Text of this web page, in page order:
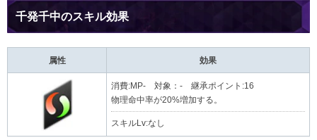
千発千中のスキル効果
属性 効果
消費:MP- 対象：- 継承ポイント:16
物理命中率が20%増加する。
スキルLv:なし